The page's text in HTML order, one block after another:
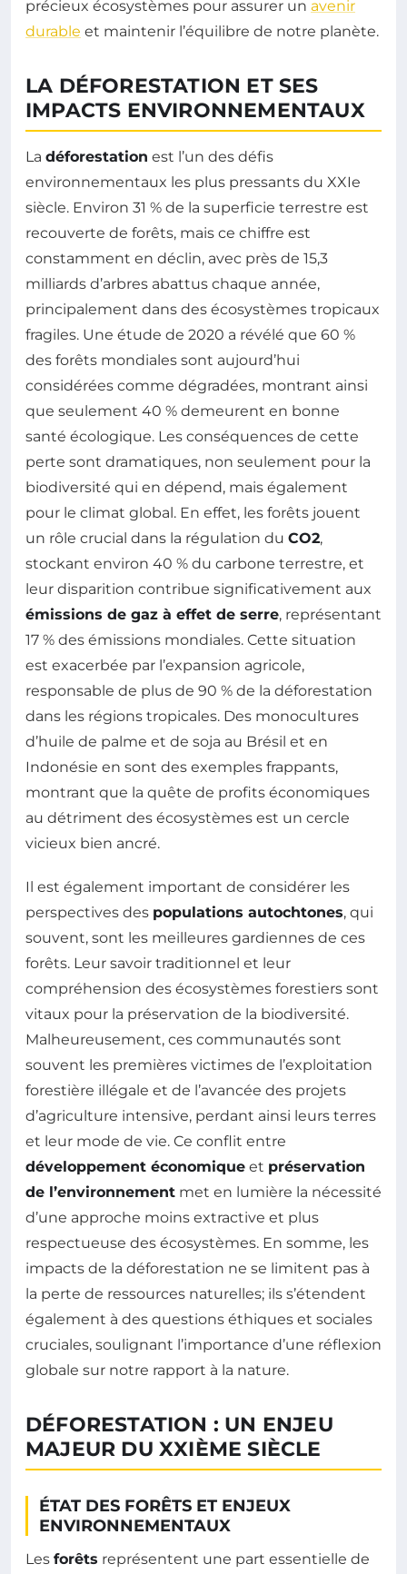
précieux écosystèmes pour assurer un avenir
durable et maintenir l’équilibre de notre planète.
LA DÉFORESTATION ET SES
IMPACTS ENVIRONNEMENTAUX
La déforestation est l’un des défis
environnementaux les plus pressants du XXIe
siècle. Environ 31 % de la superficie terrestre est
recouverte de forêts, mais ce chiffre est
constamment en déclin, avec près de 15,3
milliards d’arbres abattus chaque année,
principalement dans des écosystèmes tropicaux
fragiles. Une étude de 2020 a révélé que 60 %
des forêts mondiales sont aujourd’hui
considérées comme dégradées, montrant ainsi
que seulement 40 % demeurent en bonne
santé écologique. Les conséquences de cette
perte sont dramatiques, non seulement pour la
biodiversité qui en dépend, mais également
pour le climat global. En effet, les forêts jouent
un rôle crucial dans la régulation du CO2,
stockant environ 40 % du carbone terrestre, et
leur disparition contribue significativement aux
émissions de gaz à effet de serre, représentant
17 % des émissions mondiales. Cette situation
est exacerbée par l’expansion agricole,
responsable de plus de 90 % de la déforestation
dans les régions tropicales. Des monocultures
d’huile de palme et de soja au Brésil et en
Indonésie en sont des exemples frappants,
montrant que la quête de profits économiques
au détriment des écosystèmes est un cercle
vicieux bien ancré.
Il est également important de considérer les
perspectives des populations autochtones, qui
souvent, sont les meilleures gardiennes de ces
forêts. Leur savoir traditionnel et leur
compréhension des écosystèmes forestiers sont
vitaux pour la préservation de la biodiversité.
Malheureusement, ces communautés sont
souvent les premières victimes de l’exploitation
forestière illégale et de l’avancée des projets
d’agriculture intensive, perdant ainsi leurs terres
et leur mode de vie. Ce conflit entre
développement économique et préservation
de l’environnement met en lumière la nécessité
d’une approche moins extractive et plus
respectueuse des écosystèmes. En somme, les
impacts de la déforestation ne se limitent pas à
la perte de ressources naturelles; ils s’étendent
également à des questions éthiques et sociales
cruciales, soulignant l’importance d’une réflexion
globale sur notre rapport à la nature.
DÉFORESTATION : UN ENJEU
MAJEUR DU XXIÈME SIÈCLE
ÉTAT DES FORÊTS ET ENJEUX
ENVIRONNEMENTAUX
Les forêts représentent une part essentielle de